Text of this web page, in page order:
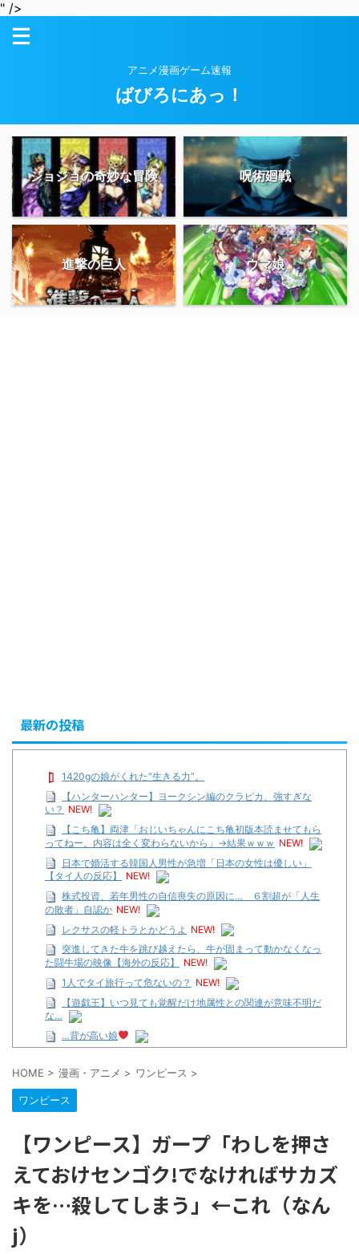
" />
アニメ漫画ゲーム速報
ばびろにあっ！
ジョジョの奇妙な冒険 呪術廻戦
進撃の巨人 ウマ娘
最新の投稿
1420gの娘がくれた“生きる力”。
【ハンターハンター】ヨークシン編のクラピカ、強すぎな
い？ NEW!
【こち亀】両津「おじいちゃんにこち亀初版本読ませてもら
ってねー。内容は全く変わらないから」→結果ｗｗｗ NEW!
日本で婚活する韓国人男性が急増「日本の女性は優しい」
【タイ人の反応】
NEW!
株式投資、若年男性の自信喪失の原因に… ６割超が「人生
の敗者」自認か NEW!
レクサスの軽トラとかどうよ NEW!
突進してきた牛を跳び越えたら、牛が固まって動かなくなっ
た闘牛場の映像【海外の反応】
NEW!
1人でタイ旅行って危ないの？ NEW!
【遊戯王】いつ見ても覚醒だけ地属性との関連が意味不明だ
な…
…背が高い娘
な…
「洋画に日本版主題歌は必要か?」論争
【ギャルゲ】「千恋*万花」のアニメ化決定でKOTOKOが主
【R-18】真・女神転生 Road to the Transcendence【二次
創作】 第２０話
北原ももさんの挑発!!!
【画像】この女優さん、可愛すぎる
【遊戯王】いつ見ても覚醒だけ地属性との関連が意味不明だ
HOME > 漫画・アニメ > ワンピース >
ワンピース
【ワンピース】ガープ「わしを押さ
えておけセンゴク!でなければサカズ
キを…殺してしまう」←これ（なん
j）